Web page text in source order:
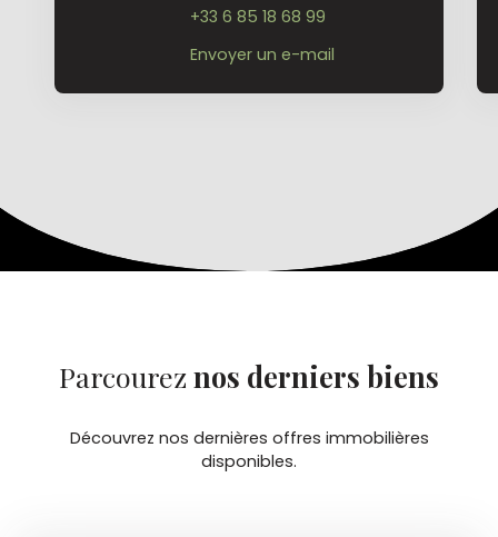
+33 6 85 18 68 99
Envoyer un e-mail
Parcoureznos derniers biens
Découvrez nos dernières offres immobilières
disponibles.